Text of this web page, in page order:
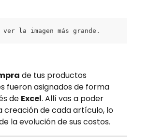
la imagen más grande.
de tus productos
fueron asignados de forma
de Excel. Allí vas a poder
creación de cada artículo, lo
la evolución de sus costos.